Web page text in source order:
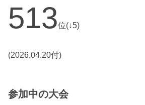
513位(↓5)
(2026.04.20付)
参加中の大会